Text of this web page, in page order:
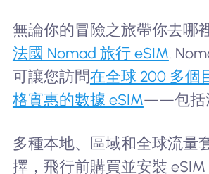
無論你的冒險之旅帶你去哪
法國 Nomad 旅行 eSIM.
可讓您訪問在全球 200 多個
格實惠的數據 eSIM——包括
多種本地、區域和全球流量
擇，飛行前購買並安裝